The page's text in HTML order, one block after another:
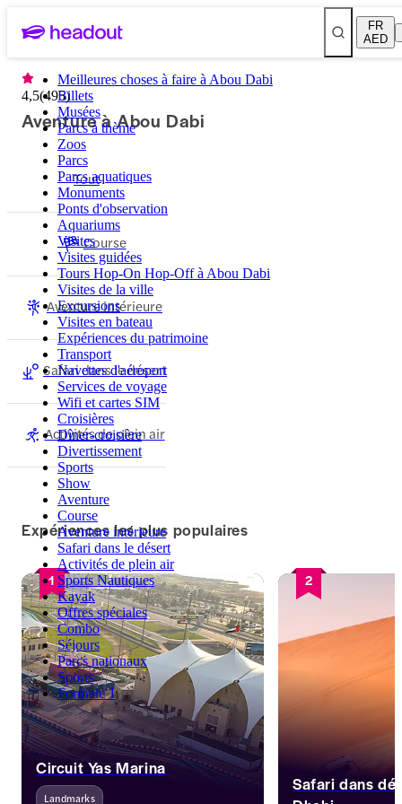
FR
AED
Meilleures choses à faire à Abou Dabi
Billets
Musées
Parcs à thème
Zoos
Parcs
Parcs aquatiques
Monuments
Ponts d'observation
Aquariums
Visites
Visites guidées
Tours Hop-On Hop-Off à Abou Dabi
Visites de la ville
Excursions
Visites en bateau
Expériences du patrimoine
Transport
Navettes d'aéroport
Services de voyage
Wifi et cartes SIM
Croisières
Dîner-croisière
Divertissement
Sports
Show
Aventure
Course
Aventure intérieure
Safari dans le désert
Activités de plein air
Sports Nautiques
Kayak
Offres spéciales
Combo
Séjours
Parcs nationaux
Sports
Formule 1
4,5(495)
Aventure à Abou Dabi
Tout
Course
Aventure intérieure
Safari dans le désert
Activités de plein air
Expériences les plus populaires
1
Circuit Yas Marina
Landmarks
2
Safari dans